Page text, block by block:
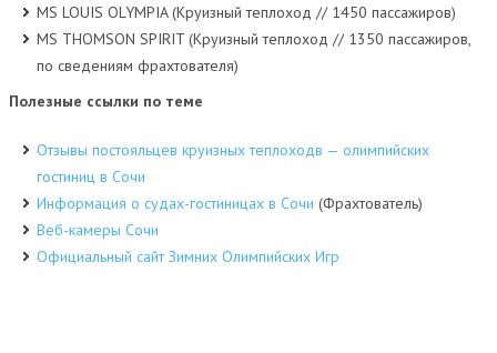
MS LOUIS OLYMPIA (Круизный теплоход // 1450 пассажиров)
MS THOMSON SPIRIT (Круизный теплоход // 1350 пассажиров,
по сведениям фрахтователя)
Полезные ссылки по теме
Отзывы постояльцев круизных теплоходв — олимпийских
гостиниц в Сочи
Информация о судах-гостиницах в Сочи (Фрахтователь)
Веб-камеры Сочи
Официальный сайт Зимних Олимпийских Игр